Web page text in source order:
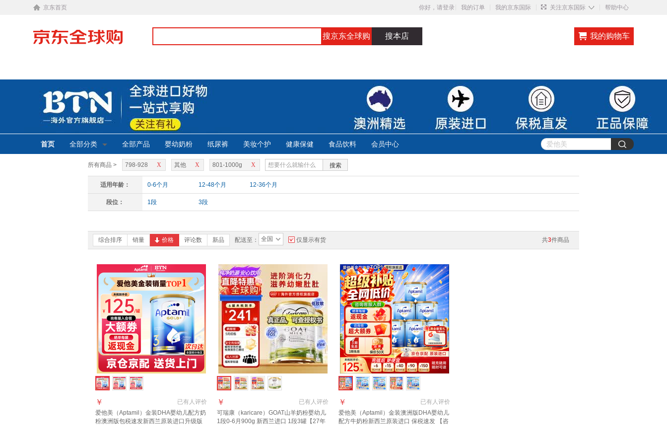
京东首页 你好，请登录 我的订单 我的京东国际 关注京东国际 ◇ 帮助中心
搜京东全球购 搜本店 我的购物车
首页 全部分类 全部产品 婴幼奶粉 纸尿裤 美妆个护 健康保健 食品饮料 会员中心
所有商品 > X
798-928 X
其他 X
801-1000g 搜索
适用年龄： 0-6个月 12-48个月 12-36个月
段位： 1段 3段
共3件商品
综合排序 销量 价格 评论数 新品 配送至： 全国 仅显示有货
已有人评价
￥
爱他美（Aptamil）金装DHA婴幼儿配方奶
粉澳洲版包税速发新西兰原装进口升级版
已有人评价
￥
可瑞康（karicare）GOAT山羊奶粉婴幼儿
1段0-6月900g 新西兰进口 1段3罐【27年
已有人评价
￥
爱他美（Aptamil）金装澳洲版DHA婴幼儿
配方牛奶粉新西兰原装进口 保税速发 【咨